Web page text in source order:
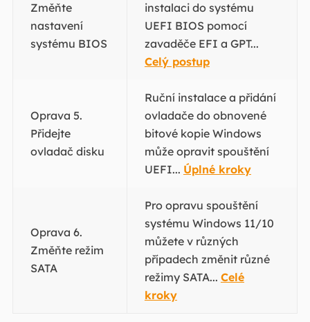
Změňte
nastavení
systému BIOS
instalaci do systému
UEFI BIOS pomocí
zavaděče EFI a GPT...
Celý postup
Oprava 5.
Přidejte
ovladač disku
Ruční instalace a přidání
ovladače do obnovené
bitové kopie Windows
může opravit spouštění
UEFI... Úplné kroky
Oprava 6.
Změňte režim
SATA
Pro opravu spouštění
systému Windows 11/10
můžete v různých
případech změnit různé
režimy SATA... Celé
kroky